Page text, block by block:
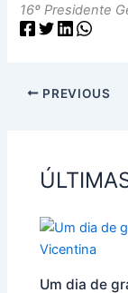
16º Presidente
PREVIOUS
Um dia de